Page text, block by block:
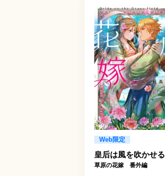
Web限定
皇后は風を吹かせる
草原の花嫁 番外編